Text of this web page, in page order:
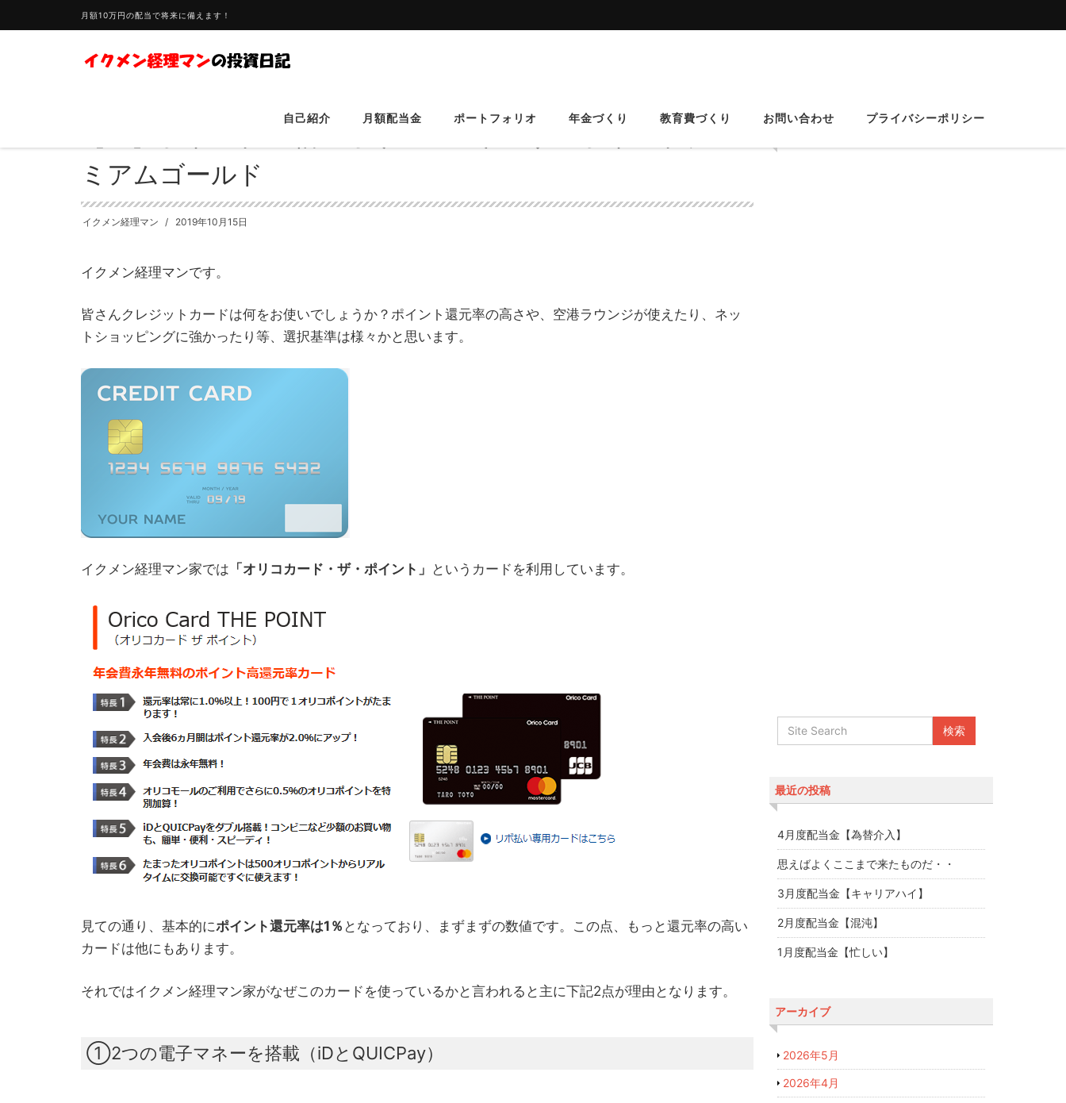
月額10万円の配当で将来に備えます！
自己紹介 月額配当金 ポートフォリオ 年金づくり 教育費づくり お問い合わせ プライバシーポリシー
ミアムゴールド
イクメン経理マン 2019年10月15日
イクメン経理マンです。
皆さんクレジットカードは何をお使いでしょうか？ポイント還元率の高さや、空港ラウンジが使えたり、ネッ
トショッピングに強かったり等、選択基準は様々かと思います。
イクメン経理マン家では 「オリコカード・ザ・ポイント」 というカードを利用しています。
見ての通り、基本的にポイント還元率は1％ となっており、まずまずの数値です。この点、もっと還元率の高い
カードは他にもあります。
それではイクメン経理マン家がなぜこのカードを使っているかと言われると主に下記2点が理由となります。
①2つの電子マネーを搭載（iDとQUICPay）
最近の投稿
4月度配当金【為替介入】
思えばよくここまで来たものだ・・
3月度配当金【キャリアハイ】
2月度配当金【混沌】
1月度配当金【忙しい】
アーカイブ
2026年5月
2026年4月